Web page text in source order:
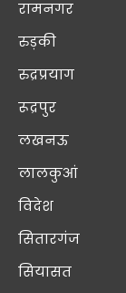
रामनगर
रुड़की
रुद्रप्रयाग
रूद्रपुर
लखनऊ
लालकुआं
विदेश
सितारगंज
सियासत